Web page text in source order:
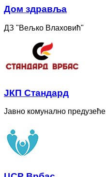
Дом здравља
ДЗ "Вељко Влаховић"
ЈКП Стандард
Јавно комунално предузеће